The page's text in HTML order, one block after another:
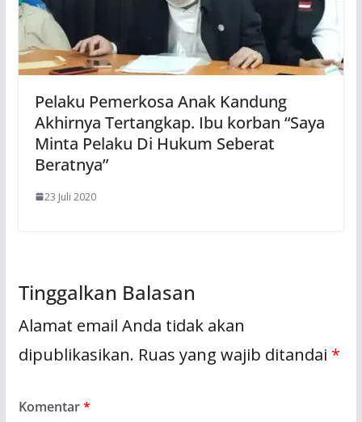
Pelaku Pemerkosa Anak Kandung
Akhirnya Tertangkap. Ibu korban “Saya
Minta Pelaku Di Hukum Seberat
Beratnya”
23 Juli 2020
Tinggalkan Balasan
Alamat email Anda tidak akan
dipublikasikan. Ruas yang wajib ditandai *
Komentar*